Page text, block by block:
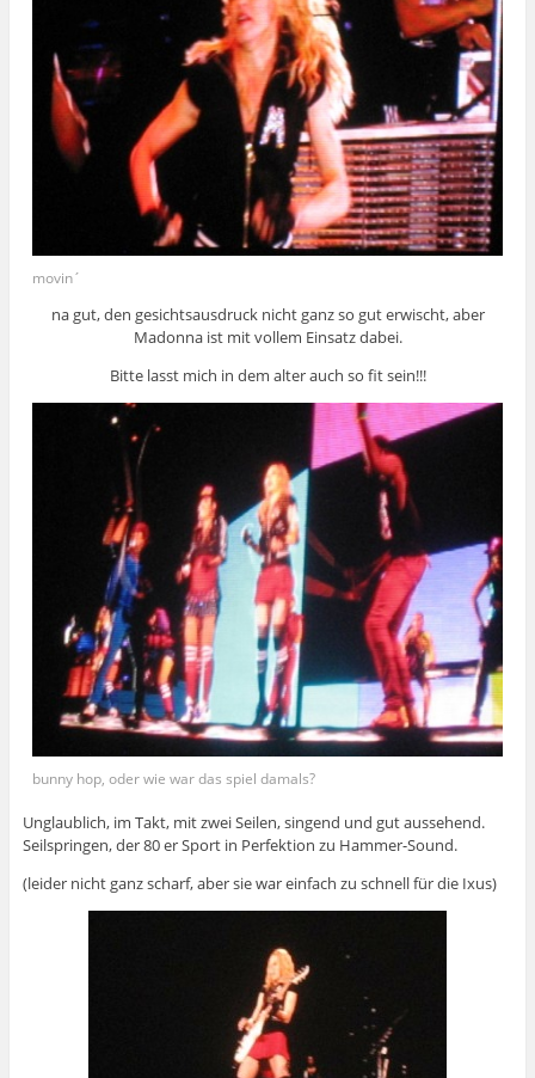
movin´
na gut, den gesichtsausdruck nicht ganz so gut erwischt, aber
Madonna ist mit vollem Einsatz dabei.
Bitte lasst mich in dem alter auch so fit sein!!!
bunny hop, oder wie war das spiel damals?
Unglaublich, im Takt, mit zwei Seilen, singend und gut aussehend.
Seilspringen, der 80 er Sport in Perfektion zu Hammer-Sound.
(leider nicht ganz scharf, aber sie war einfach zu schnell für die Ixus)